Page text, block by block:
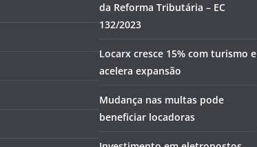
da Reforma Tributária – EC
132/2023
Locarx cresce 15% com turismo e
acelera expansão
Mudança nas multas pode
beneficiar locadoras